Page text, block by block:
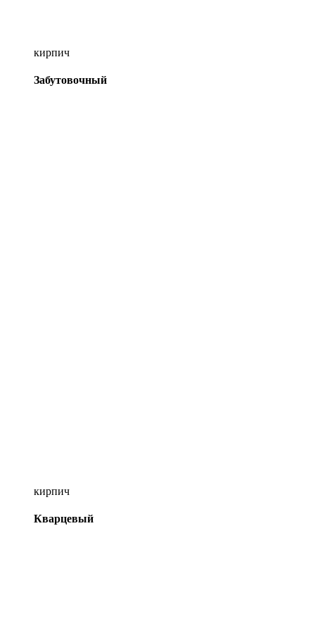
кирпич
Забутовочный
кирпич
Кварцевый